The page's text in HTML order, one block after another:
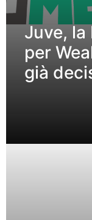
Juve, la
per
già